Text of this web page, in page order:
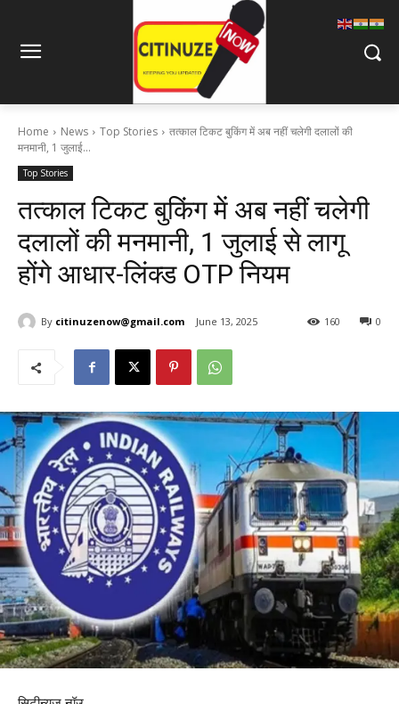
Home News Top Stories
तत्काल टिकट बुकिंग में अब नहीं चलेगी दलालों की
मनमानी, 1 जुलाई...
Top Stories
तत्काल टिकट बुकिंग में अब नहीं चलेगी
दलालों की मनमानी, 1 जुलाई से लागू
होंगे आधार-लिंक्ड OTP नियम
By citinuzenow@gmail.com June 13, 2025 0
160